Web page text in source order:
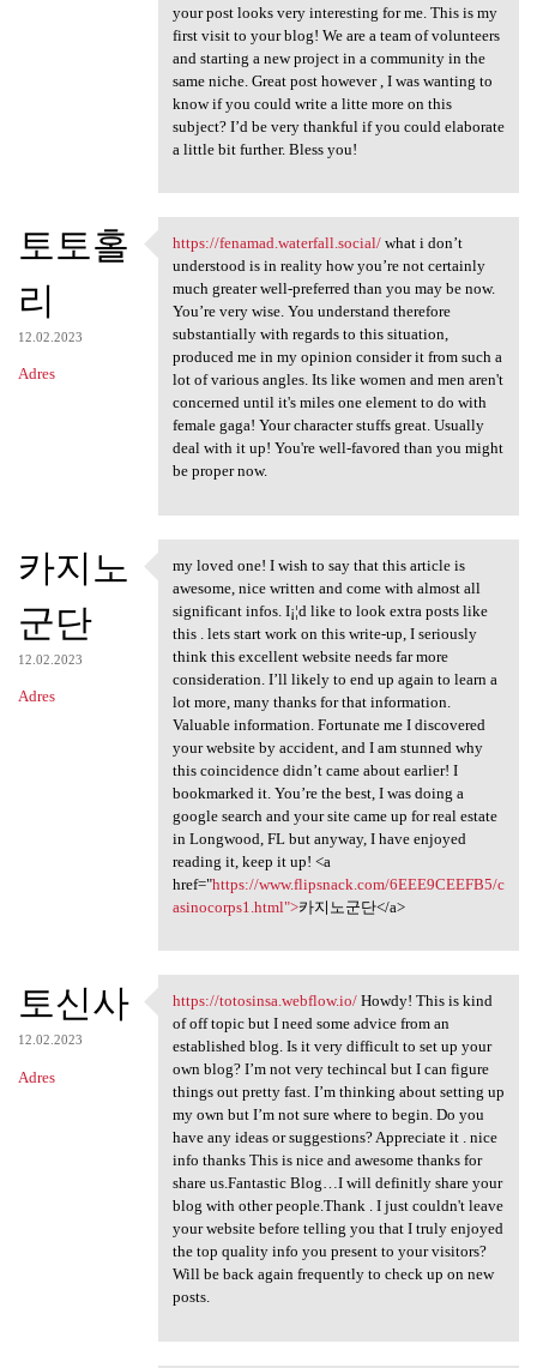
your post looks very interesting for me. This is my
first visit to your blog! We are a team of volunteers
and starting a new project in a community in the
same niche. Great post however , I was wanting to
know if you could write a litte more on this
subject? I’d be very thankful if you could elaborate
a little bit further. Bless you!
토토홀
리
12.02.2023
Adres
https://fenamad.waterfall
https://fenamad.waterfall.social/what i don’t
understood is in reality how you’re not certainly
much greater well-preferred than you may be now.
You’re very wise. You understand therefore
substantially with regards to this situation,
produced me in my opinion consider it from such a
lot of various angles. Its like women and men aren't
concerned until it's miles one element to do with
female gaga! Your character stuffs great. Usually
deal with it up! You're well-favored than you might
be proper now.
카지노
군단
12.02.2023
Adres
my loved one! I wish to say
my loved one! I wish to say that this article is
awesome, nice written and come with almost all
significant infos. I¡¦d like to look extra posts like
this . lets start work on this write-up, I seriously
think this excellent website needs far more
consideration. I’ll likely to end up again to learn a
lot more, many thanks for that information.
Valuable information. Fortunate me I discovered
your website by accident, and I am stunned why
this coincidence didn’t came about earlier! I
bookmarked it. You’re the best, I was doing a
google search and your site came up for real estate
in Longwood, FL but anyway, I have enjoyed
reading it, keep it up! <a
href="https://www.flipsnack.com/6EEE9CEEFB5/c
asinocorps1.html">카지노군단</a>
토신사
12.02.2023
Adres
https://totosinsa.webflow.io/
https://totosinsa.webflow.io/Howdy! This is kind
of off topic but I need some advice from an
established blog. Is it very difficult to set up your
own blog? I’m not very techincal but I can figure
things out pretty fast. I’m thinking about setting up
my own but I’m not sure where to begin. Do you
have any ideas or suggestions? Appreciate it . nice
info thanks This is nice and awesome thanks for
share us.Fantastic Blog…I will definitly share your
blog with other people.Thank . I just couldn't leave
your website before telling you that I truly enjoyed
the top quality info you present to your visitors?
Will be back again frequently to check up on new
posts.